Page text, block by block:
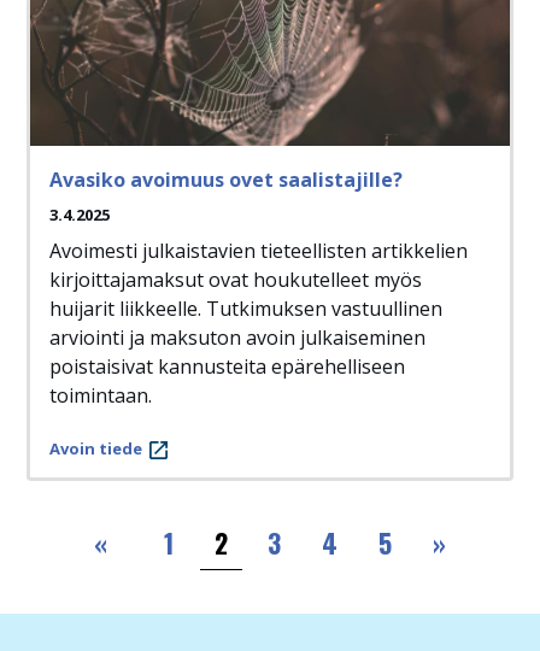
Avasiko avoimuus ovet saalistajille?
3.4.2025
Avoimesti julkaistavien tieteellisten artikkelien
kirjoittajamaksut ovat houkutelleet myös
huijarit liikkeelle. Tutkimuksen vastuullinen
arviointi ja maksuton avoin julkaiseminen
poistaisivat kannusteita epärehelliseen
toimintaan.
Avoin tiede
« Ensimmäinen
1 2 3 4 5 »